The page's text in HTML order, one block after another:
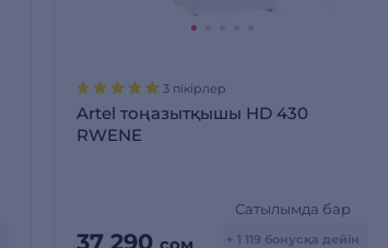
3 пікірлер
Artel тоңазытқышы HD 430
RWENЕ
37 290
Сатылымда бар
+ 1 119 бонусқа дейін